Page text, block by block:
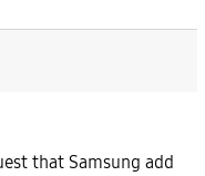
that Samsung add